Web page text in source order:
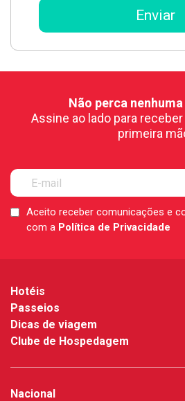
Não perca
Assine ao lado para
primeira
LGPDAceito receber comunicações e
com a Política de Privacidade
Hotéis
Passeios
Dicas de viagem
Clube de Hospedagem
Nacional